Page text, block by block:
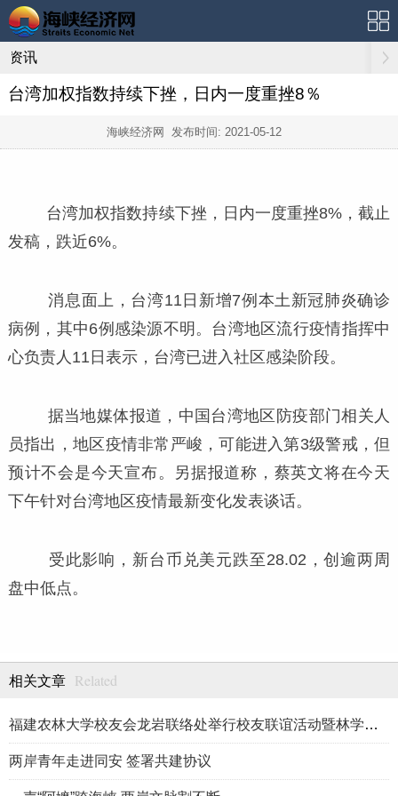
资讯
台湾加权指数持续下挫，日内一度重挫8％
海峡经济网 发布时间: 2021-05-12
台湾加权指数持续下挫，日内一度重挫8%，截止
发稿，跌近6%。
消息面上，台湾11日新增7例本土新冠肺炎确诊
病例，其中6例感染源不明。台湾地区流行疫情指挥中
心负责人11日表示，台湾已进入社区感染阶段。
据当地媒体报道，中国台湾地区防疫部门相关人
员指出，地区疫情非常严峻，可能进入第3级警戒，但
预计不会是今天宣布。另据报道称，蔡英文将在今天
下午针对台湾地区疫情最新变化发表谈话。
受此影响，新台币兑美元跌至28.02，创逾两周
盘中低点。
相关文章 Related
福建农林大学校友会龙岩联络处举行校友联谊活动暨林学、生物医药
两岸青年走进同安 签署共建协议